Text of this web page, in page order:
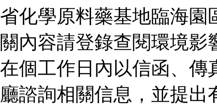
省化學原料藥基地臨海園
關內容請登錄查閱環境
在個工作日內以信函、傳
廳諮詢相關信息，並提